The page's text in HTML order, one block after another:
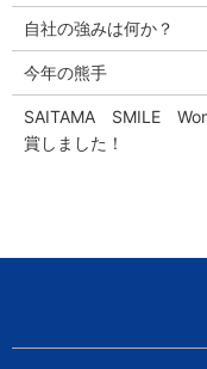
自社の強みは何か？
今年の熊手
SAITAMA SMILE
賞しました！